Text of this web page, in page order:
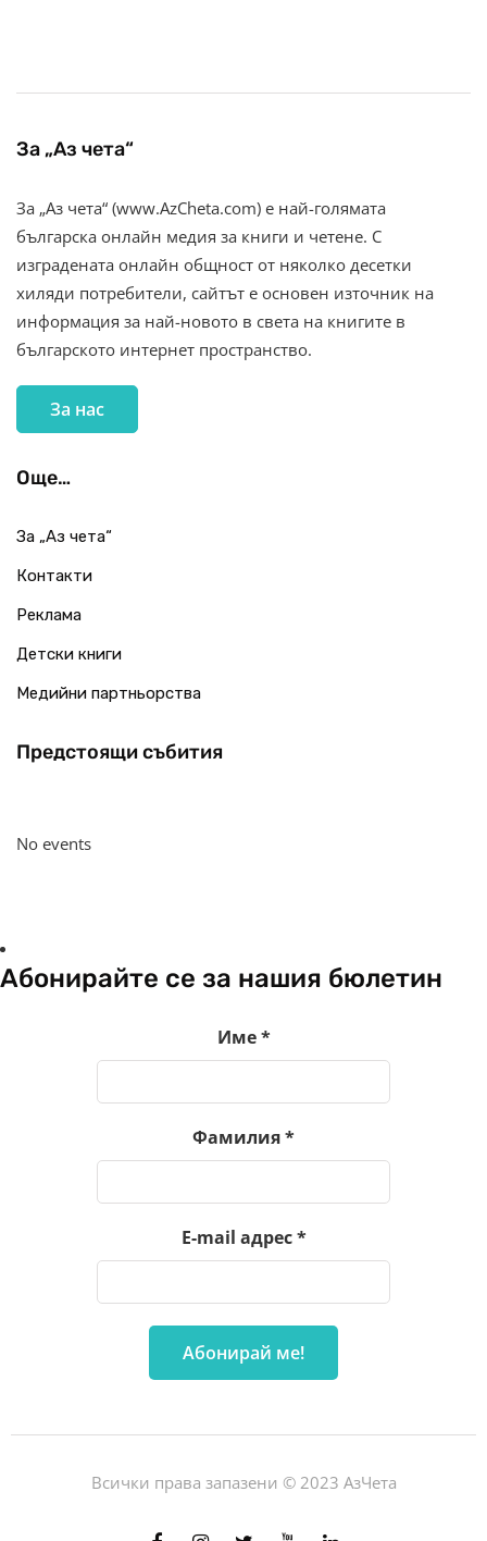
За „Аз чета“
За „Аз чета“ (www.AzCheta.com) е най-голямата
българска онлайн медия за книги и четене. С
изградената онлайн общност от няколко десетки
хиляди потребители, сайтът е основен източник на
информация за най-новото в света на книгите в
българското интернет пространство.
За нас
Още…
За „Аз чета“
Контакти
Реклама
Детски книги
Медийни партньорства
Предстоящи събития
No events
Абонирайте се за нашия бюлетин
Име*
Фамилия*
E-mail адрес*
Всички права запазени © 2023 АзЧета